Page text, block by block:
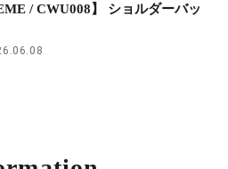
EME / CWU008】 ショルダーバッ